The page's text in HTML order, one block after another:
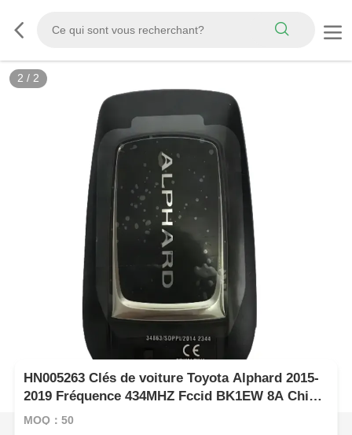
2 / 2
HN005263 Clés de voiture Toyota Alphard 2015-
2019 Fréquence 434MHZ Fccid BK1EW 8A Chip
Fob Keys Board 61E068-0010 P1-A9
MOQ：50